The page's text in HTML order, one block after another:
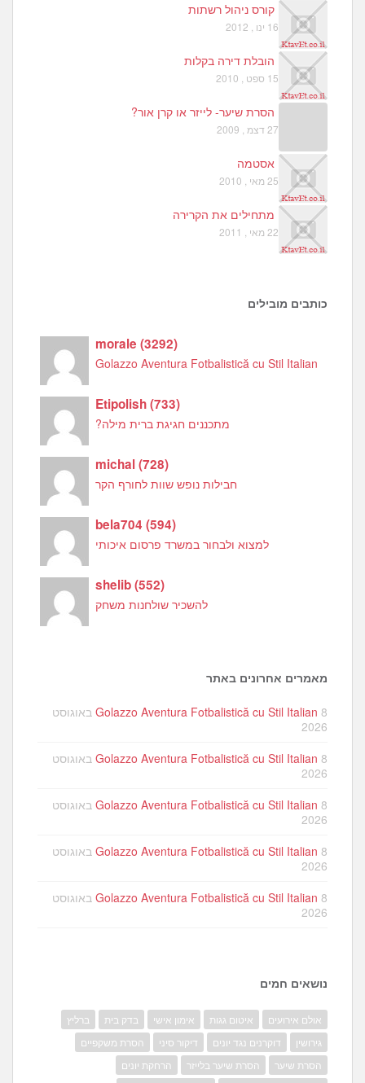
קורס ניהול רשתות
16 ינו , 2012
הובלת דירה בקלות
15 ספט , 2010
הסרת שיער- לייזר או קרן אור?
27 דצמ , 2009
אסטמה
25 מאי , 2010
מתחילים את הקרירה
22 מאי , 2011
כותבים מובילים
morale(3292)
Golazzo Aventura Fotbalistică cu Stil Italian
Etipolish(733)
מתכננים חגיגת ברית מילה?
michal(728)
חבילות נופש שוות לחורף הקר
bela704(594)
למצוא ולבחור במשרד פרסום איכותי
shelib(552)
להשכיר שולחנות משחק
מאמרים אחרונים באתר
Golazzo Aventura Fotbalistică cu Stil Italian 8 באוגוסט
2026
Golazzo Aventura Fotbalistică cu Stil Italian 8 באוגוסט
2026
Golazzo Aventura Fotbalistică cu Stil Italian 8 באוגוסט
2026
Golazzo Aventura Fotbalistică cu Stil Italian 8 באוגוסט
2026
Golazzo Aventura Fotbalistică cu Stil Italian 8 באוגוסט
2026
נושאים חמים
אולם אירועים איטום גגות אימון אישי בדק בית
ברליץ
גירושין
דוקרנים נגד יונים דיקור סיני
הסרת משקפיים
הסרת שיער
הסרת שיער בלייזר
הרחקת יונים